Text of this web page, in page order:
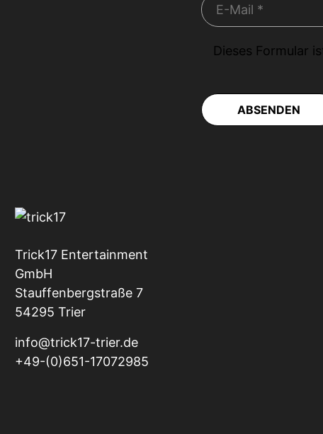
Dieses Formular
ABSENDEN
Trick17 Entertainment
GmbH
Stauffenbergstraße 7
54295 Trier
info@trick17-trier.de
+49-(0)651-17072985